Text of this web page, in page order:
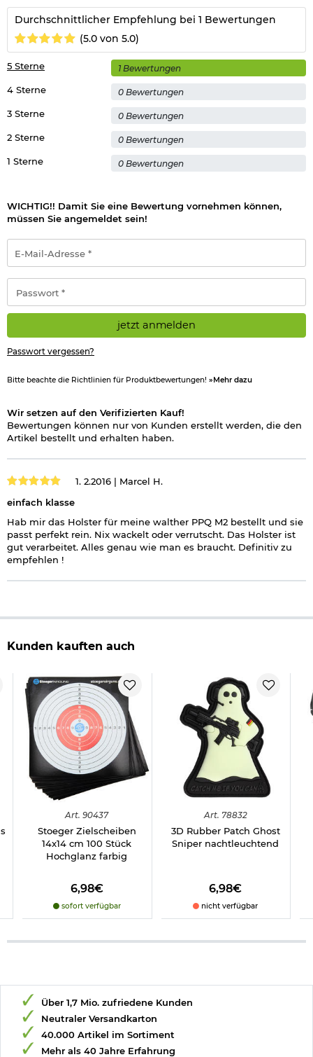
Durchschnittlicher Empfehlung bei 1 Bewertungen
(5.0 von 5.0)
1 Sterne 0 Bewertungen
2 Sterne 0 Bewertungen
3 Sterne 0 Bewertungen
4 Sterne 0 Bewertungen
5 Sterne 1 Bewertungen
WICHTIG!! Damit Sie eine Bewertung vornehmen können,
müssen Sie angemeldet sein!
Mail-
Adresse
*
jetzt anmelden
Passwort vergessen?
Bitte beachte die Richtlinien für Produktbewertungen! »Mehr dazu
Wir setzen auf den Verifizierten Kauf!
Bewertungen können nur von Kunden erstellt werden, die den
Artikel bestellt und erhalten haben.
1. 2.2016 | Marcel H.
einfach klasse
Hab mir das Holster für meine walther PPQ M2 bestellt und sie
passt perfekt rein. Nix wackelt oder verrutscht. Das Holster ist
gut verarbeitet. Alles genau wie man es braucht. Definitiv zu
empfehlen !
Kunden kauften auch
Art. 90437
Stoeger Zielscheiben
14x14 cm 100 Stück
Hochglanz farbig
6,98€
sofort verfügbar
Art. 78832
3D Rubber Patch Ghost
Sniper nachtleuchtend
6,98€
nicht verfügbar
Über 1,7 Mio. zufriedene Kunden
Neutraler Versandkarton
40.000 Artikel im Sortiment
Mehr als 40 Jahre Erfahrung